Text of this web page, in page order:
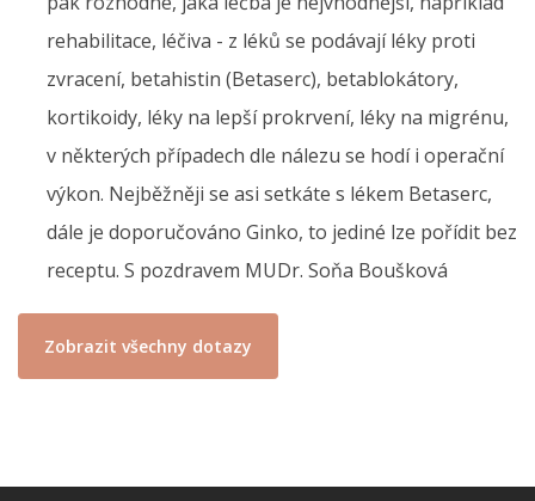
rehabilitace, léčiva - z léků se podávají léky proti
zvracení, betahistin (Betaserc), betablokátory,
kortikoidy, léky na lepší prokrvení, léky na migrénu,
v některých případech dle nálezu se hodí i operační
výkon. Nejběžněji se asi setkáte s lékem Betaserc,
dále je doporučováno Ginko, to jediné lze pořídit bez
receptu. S pozdravem MUDr. Soňa Boušková
Zobrazit všechny dotazy